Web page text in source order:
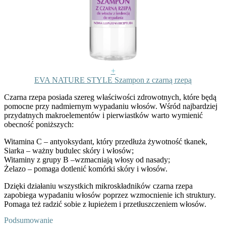
+
EVA NATURE STYLE Szampon z czarną rzepą
Czarna rzepa posiada szereg właściwości zdrowotnych, które będą
pomocne przy nadmiernym wypadaniu włosów. Wśród najbardziej
przydatnych makroelementów i pierwiastków warto wymienić
obecność poniższych:
Witamina C – antyoksydant, który przedłuża żywotność tkanek,
Siarka – ważny budulec skóry i włosów;
Witaminy z grupy B –wzmacniają włosy od nasady;
Żelazo – pomaga dotlenić komórki skóry i włosów.
Dzięki działaniu wszystkich mikroskładników czarna rzepa
zapobiega wypadaniu włosów poprzez wzmocnienie ich struktury.
Pomaga też radzić sobie z łupieżem i przetłuszczeniem włosów.
Podsumowanie